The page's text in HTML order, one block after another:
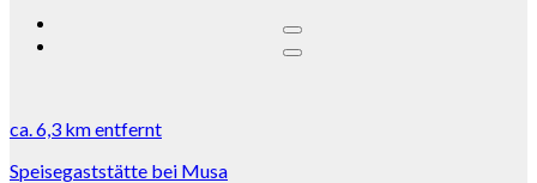
ca. 6,3 kmentfernt
Speisegaststätte bei Musa